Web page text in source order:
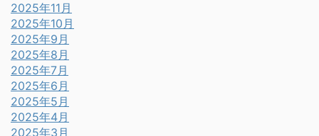
2025年11月
2025年10月
2025年9月
2025年8月
2025年7月
2025年6月
2025年5月
2025年4月
2025年3月